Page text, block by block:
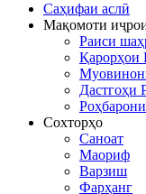
Cаҳифаи аслӣ
Мақомоти
Раиси
Қарорҳои
Дастгоҳи
Сохторҳо
Саноат
Маориф
Варзиш
Фарҳанг